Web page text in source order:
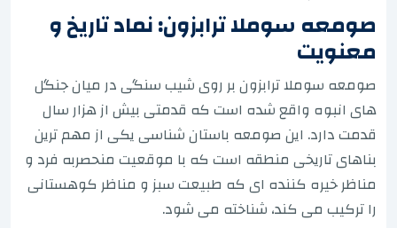
صومعه سوملا ترابزون: نماد تاریخ و
معنویت
صومعه سوملا ترابزون بر روی شیب سنگی در میان جنگل
های انبوه واقع شده است که قدمتی بیش از هزار سال
قدمت دارد. این صومعه باستان شناسی یکی از مهم ترین
بناهای تاریخی منطقه است که با موقعیت منحصربه فرد و
مناظر خیره کننده ای که طبیعت سبز و مناظر کوهستانی
را ترکیب می کند، شناخته می شود.